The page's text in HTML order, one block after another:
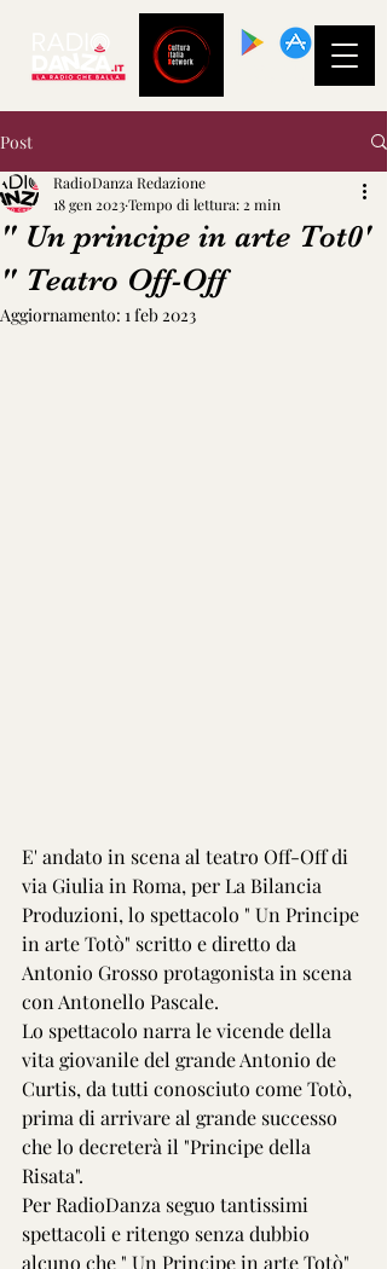
Post
" Un principe in arte Tot0'
" Teatro Off-Off
RadioDanza Redazione
18 gen 2023Tempo di lettura: 2 min
Aggiornamento: 1 feb 2023
E' andato in scena al teatro Off-Off di
via Giulia in Roma, per La Bilancia
Produzioni, lo spettacolo " Un Principe
in arte Totò" scritto e diretto da
Antonio Grosso protagonista in scena
con Antonello Pascale.
Lo spettacolo narra le vicende della
vita giovanile del grande Antonio de
Curtis, da tutti conosciuto come Totò,
prima di arrivare al grande successo
che lo decreterà il "Principe della
Risata".
Per RadioDanza seguo tantissimi
spettacoli e ritengo senza dubbio
alcuno che " Un Principe in arte Totò"